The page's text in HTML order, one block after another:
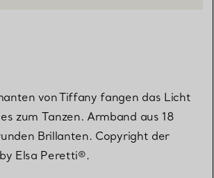
von Tiffany fangen das Licht
zum Tanzen. Armband aus 18
Brillanten. Copyright der
Elsa Peretti®.